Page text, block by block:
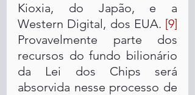
Kioxia, do Japão, e a
Western Digital, dos EUA. [9]
Provavelmente parte dos
recursos do fundo bilionário
da Lei dos Chips será
absorvida nesse processo de